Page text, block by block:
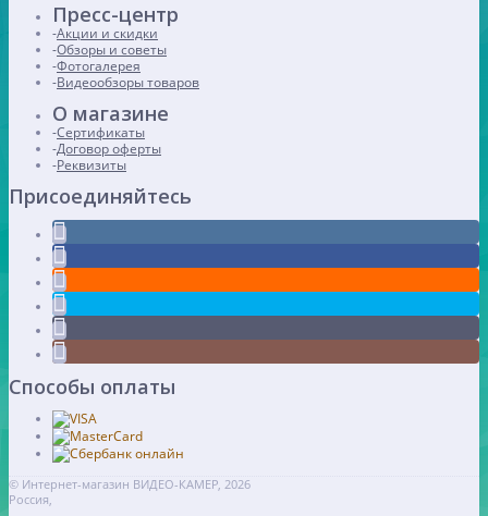
Пресс-центр
Акции и скидки
Обзоры и советы
Фотогалерея
Видеообзоры товаров
О магазине
Сертификаты
Договор оферты
Реквизиты
Присоединяйтесь
Способы оплаты
© Интернет-магазин ВИДЕО-КАМЕР, 2026
Россия,